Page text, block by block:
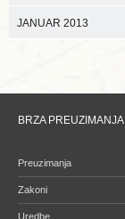
JANUAR 2013
BRZA PREUZIMANJA
Preuzimanja
Zakoni
Uredbe